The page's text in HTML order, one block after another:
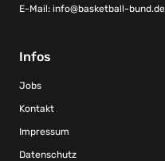
E-Mail: info@basketball-bund.de
Infos
Jobs
Kontakt
Impressum
Datenschutz